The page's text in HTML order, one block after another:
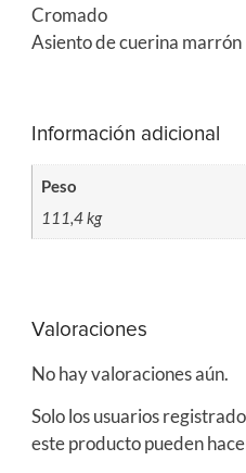
Cromado
Asiento de cuerina marrón
Información adicional
Peso
111,4 kg
Valoraciones
No hay valoraciones aún.
Solo los usuarios
este producto pueden